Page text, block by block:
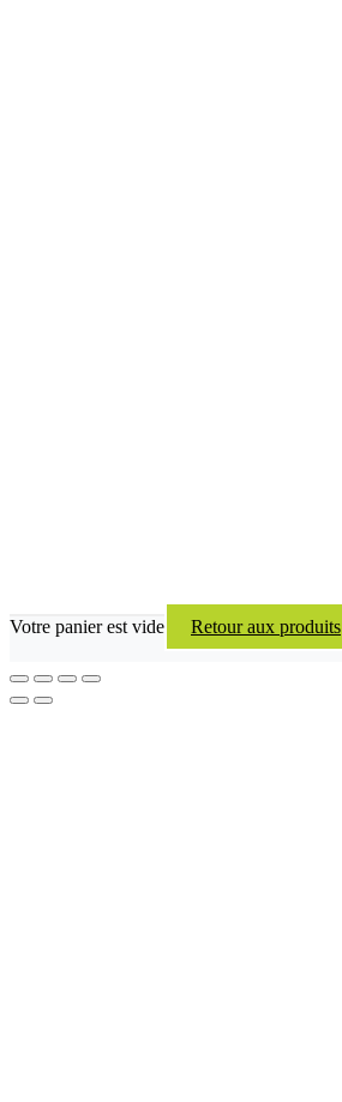
Votre panier est vide Retour aux produits